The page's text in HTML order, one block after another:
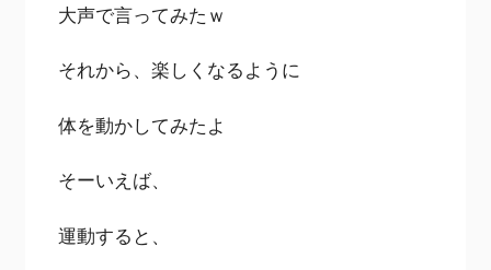
大声で言ってみたｗ
それから、楽しくなるように
体を動かしてみたよ
そーいえば、
運動すると、